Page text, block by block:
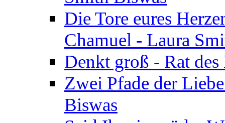
Die Tore eures
Chamuel - Laura
Denkt groß - Rat
Zwei Pfade der
Biswas